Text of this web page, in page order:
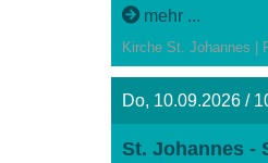
mehr ...
Kirche St. Johannes |
Do, 10.09.2026 /
St. Johannes -